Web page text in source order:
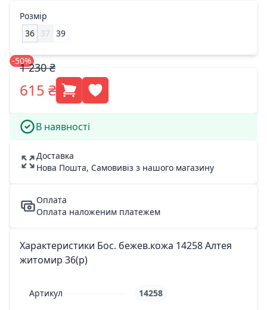
Розмір
36 37 39
-50%
1 230 ₴
615 ₴
В наявності
Доставка
Нова Пошта, Самовивіз з нашого магазину
Оплата
Оплата наложеним платежем
Характеристики Бос. бежев.кожа 14258 Алтея
житомир 36(р)
Артикул 14258